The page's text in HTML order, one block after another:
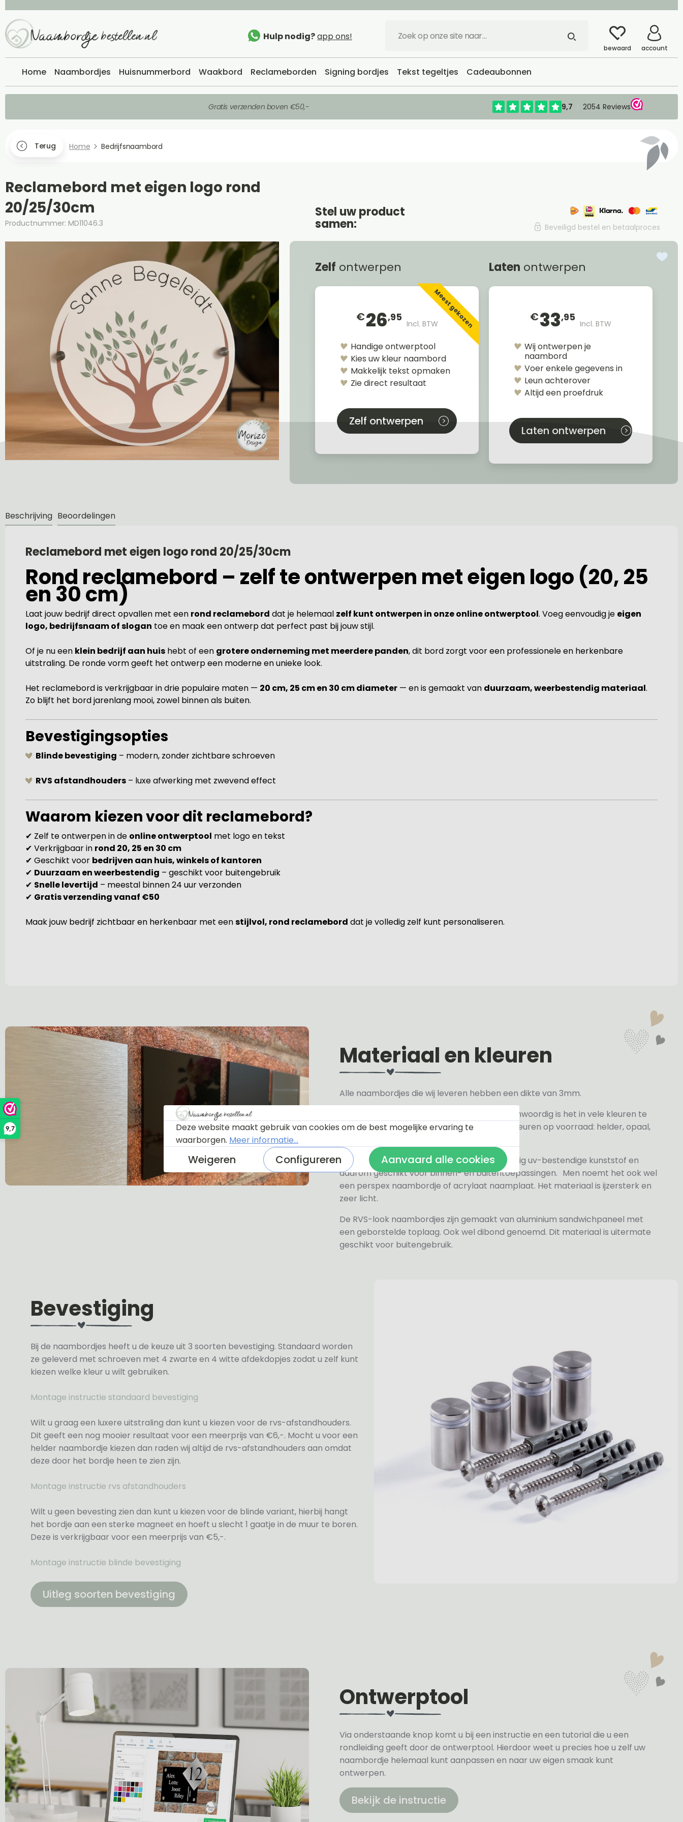
9,7
Hulp nodig?app ons!
bewaard account
Home Naambordjes Huisnummerbord Waakbord Reclameborden Signing bordjes Tekst tegeltjes Cadeaubonnen
Gratis verzenden boven €50,-
Terug Home Bedrijfsnaambord
Reclamebord met eigen logo rond
20/25/30cm
Productnummer: MD11046.3
Stel uw product
samen: Beveiligd bestel en betaalproces
Zelf ontwerpen
€26,95
Incl. BTWMeest gekozen
Handige ontwerptool
Kies uw kleur naambord
Makkelijk tekst opmaken
Zie direct resultaat
Zelf ontwerpen
Laten ontwerpen
€33,95
Incl. BTW
Wij ontwerpen je
naambord
Voer enkele gegevens in
Leun achterover
Altijd een proefdruk
Laten ontwerpen
Beschrijving Beoordelingen
Reclamebord met eigen logo rond 20/25/30cm
Rond reclamebord – zelf te ontwerpen met eigen logo (20, 25
en 30 cm)
Laat jouw bedrijf direct opvallen met een rond reclamebord dat je helemaal zelf kunt ontwerpen in onze online ontwerptool. Voeg eenvoudig je eigen
logo, bedrijfsnaam of slogan toe en maak een ontwerp dat perfect past bij jouw stijl.
Of je nu een klein bedrijf aan huis hebt of een grotere onderneming met meerdere panden, dit bord zorgt voor een professionele en herkenbare
uitstraling. De ronde vorm geeft het ontwerp een moderne en unieke look.
Het reclamebord is verkrijgbaar in drie populaire maten — 20 cm, 25 cm en 30 cm diameter — en is gemaakt van duurzaam, weerbestendig materiaal.
Zo blijft het bord jarenlang mooi, zowel binnen als buiten.
Bevestigingsopties
Blinde bevestiging – modern, zonder zichtbare schroeven
RVS afstandhouders – luxe afwerking met zwevend effect
Waarom kiezen voor dit reclamebord?
✔ Zelf te ontwerpen in de online ontwerptool met logo en tekst
✔ Verkrijgbaar in rond 20, 25 en 30 cm
✔ Geschikt voor bedrijven aan huis, winkels of kantoren
✔ Duurzaam en weerbestendig – geschikt voor buitengebruik
✔ Snelle levertijd – meestal binnen 24 uur verzonden
✔ Gratis verzending vanaf €50
Maak jouw bedrijf zichtbaar en herkenbaar met eenstijlvol, rond reclamebord dat je volledig zelf kunt personaliseren.
Materiaal en kleuren
Alle naambordjes die wij leveren hebben een dikte van 3mm.
Het plexiglas is van nature helder maar tegenwoordig is het in vele kleuren te
verkrijgen, hiervan hebben wij de volgende kleuren op voorraad: helder, opaal,
Het naambordje is een laser gesneden volledig uv-bestendige kunststof en
daarom geschikt voor binnen- en buitentoepassingen. Men noemt het ook wel
een perspex naambordje of acrylaat naamplaat. Het materiaal is ijzersterk en
zeer licht.
De RVS-look naambordjes zijn gemaakt van aluminium sandwichpaneel met
een geborstelde toplaag. Ook wel dibond genoemd. Dit materiaal is uitermate
geschikt voor buitengebruik.
Bevestiging
Bij de naambordjes heeft u de keuze uit 3 soorten bevestiging. Standaard worden
ze geleverd met schroeven met 4 zwarte en 4 witte afdekdopjes zodat u zelf kunt
kiezen welke kleur u wilt gebruiken.
Montage instructie standaard bevestiging
Wilt u graag een luxere uitstraling dan kunt u kiezen voor de rvs-afstandhouders.
Dit geeft een nog mooier resultaat voor een meerprijs van €6,-. Mocht u voor een
helder naambordje kiezen dan raden wij altijd de rvs-afstandhouders aan omdat
deze door het bordje heen te zien zijn.
Montage instructie rvs afstandhouders
Wilt u geen bevesting zien dan kunt u kiezen voor de blinde variant, hierbij hangt
het bordje aan een sterke magneet en hoeft u slecht 1 gaatje in de muur te boren.
Deze is verkrijgbaar voor een meerprijs van €5,-.
Montage instructie blinde bevestiging
Uitleg soorten bevestiging
Ontwerptool
Via onderstaande knop komt u bij een instructie en een tutorial die u een
rondleiding geeft door de ontwerptool. Hierdoor weet u precies hoe u zelf uw
naambordje helemaal kunt aanpassen en naar uw eigen smaak kunt
ontwerpen.
Bekijk de instructie
Deze website maakt gebruik van cookies om de best mogelijke ervaring te
waarborgen. Meer informatie...
Weigeren Configureren Aanvaard alle cookies